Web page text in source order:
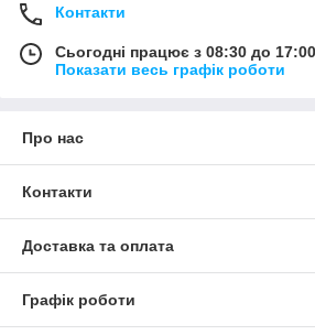
Контакти
Сьогодні працює з 08:30 до 17:00
Показати весь графік роботи
Про нас
Контакти
Доставка та оплата
Графік роботи